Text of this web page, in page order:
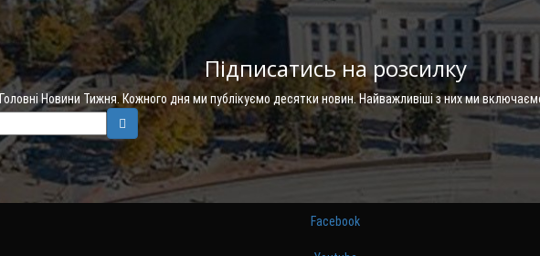
Підписатись на розсилку
Головні Новини Тижня. Кожного дня ми публікуємо десятки новин. Найважливіші з них ми
Facebook